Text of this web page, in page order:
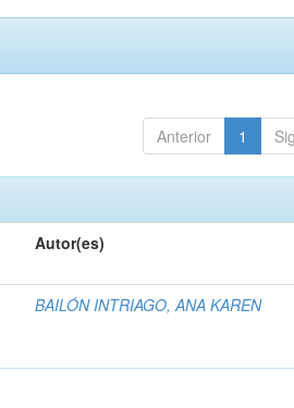
Anterior 1
Autor(es)
BAILÓN INTRIAGO, ANA KAREN